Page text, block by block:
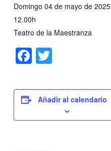
Domingo 04 de mayo de 2025
12.00h
Teatro de la Maestranza
Facebook
Twitter
Añadir al calendario